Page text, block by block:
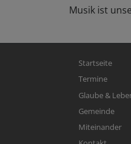
Musik ist
Startseite
Termine
Glaube &
Gemeinde
Miteinander